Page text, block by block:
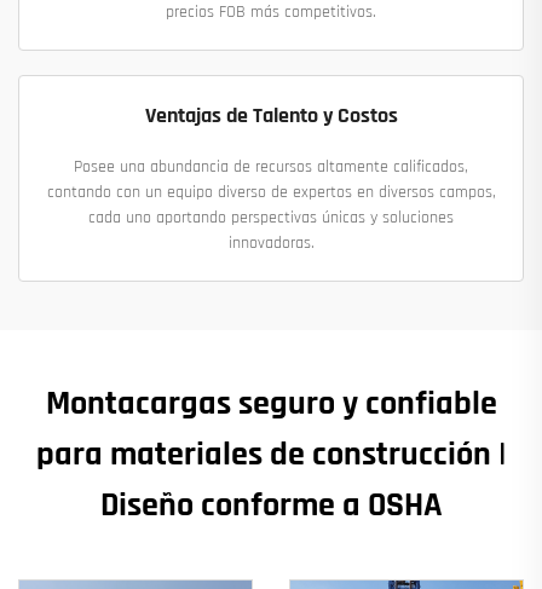
precios FOB más competitivos.
Ventajas de Talento y Costos
Posee una abundancia de recursos altamente calificados,
contando con un equipo diverso de expertos en diversos campos,
cada uno aportando perspectivas únicas y soluciones
innovadoras.
Montacargas seguro y confiable
para materiales de construcción |
Diseño conforme a OSHA